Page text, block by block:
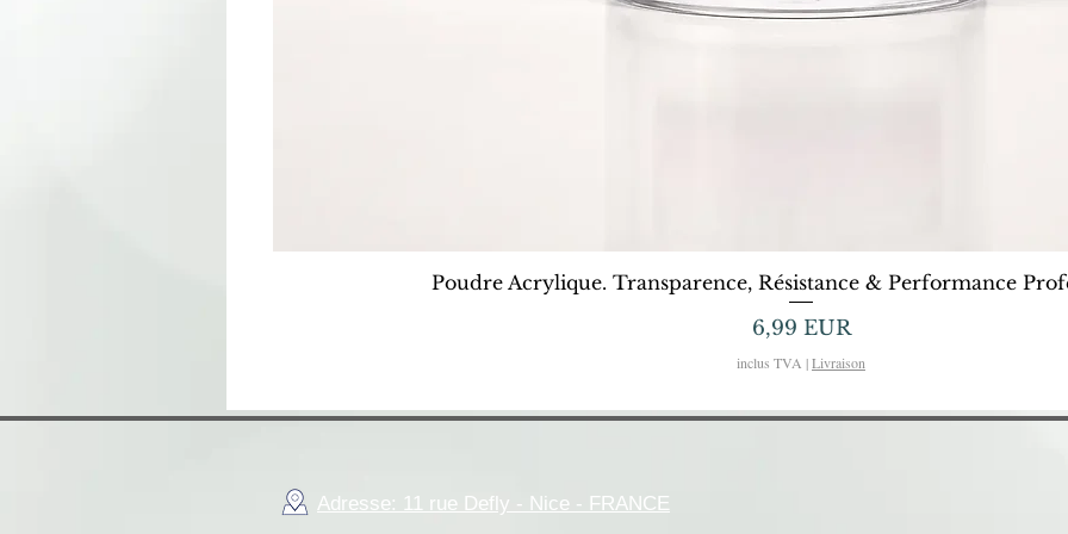
Afișare rapidă
Poudre Acrylique. Transparence, Résistance & Performance
Preț
6,99 EUR
inclus TVA |Livraison
Adresse: 11 rue Defly - Nice - FRANCE